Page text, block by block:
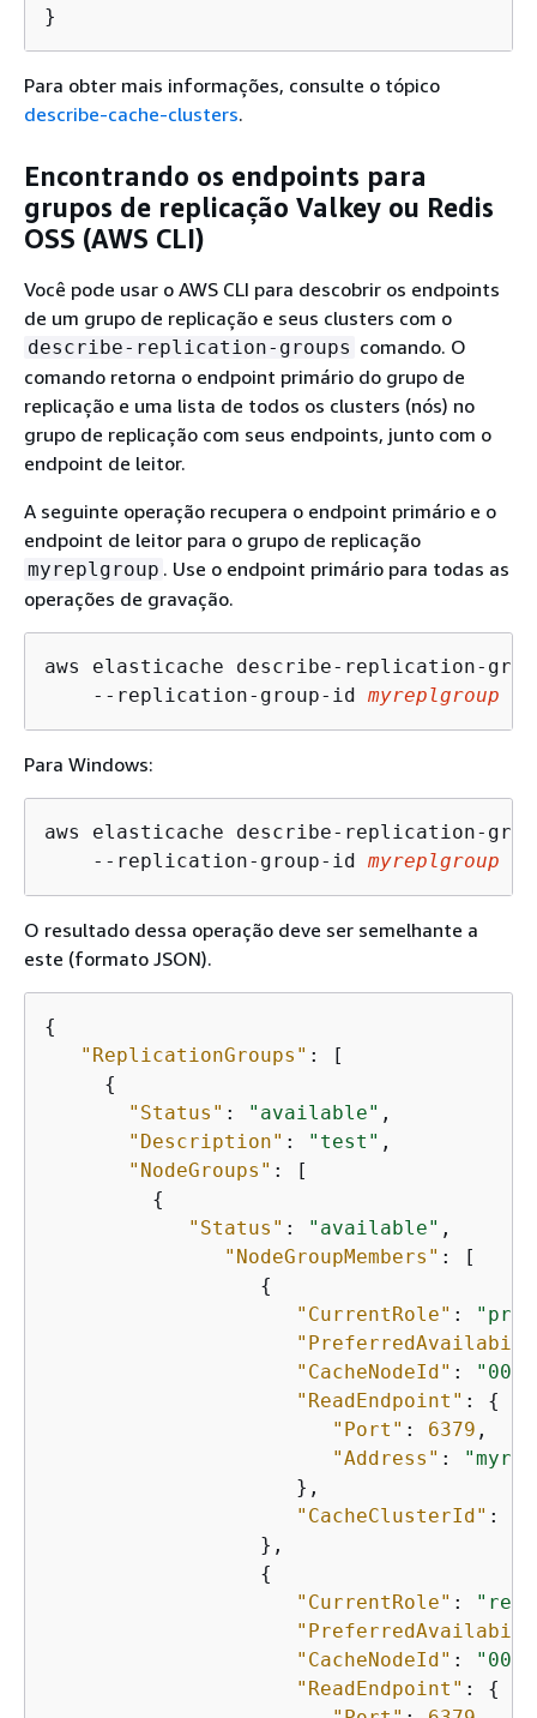
}
Para obter mais informações, consulte o tópico
describe-cache-clusters.
Encontrando os endpoints para
grupos de replicação Valkey ou Redis
OSS (AWS CLI)
Você pode usar o AWS CLI para descobrir os endpoints
de um grupo de replicação e seus clusters com o
describe-replication-groups comando. O
comando retorna o endpoint primário do grupo de
replicação e uma lista de todos os clusters (nós) no
grupo de replicação com seus endpoints, junto com o
endpoint de leitor.
A seguinte operação recupera o endpoint primário e o
endpoint de leitor para o grupo de replicação
myreplgroup . Use o endpoint primário para todas as
operações de gravação.
aws elasticache describe-replication-
    --replication-group-id
myreplgroup
Para Windows:
aws elasticache describe-replication-
    --replication-group-id
myreplgroup
O resultado dessa operação deve ser semelhante a
este (formato JSON).
{
"ReplicationGroups" : [
{
"Status" : "available" ,
"Description" : "test" ,
"NodeGroups" : [
{
"Status" : "available" ,
"NodeGroupMembers" : [
{
"CurrentRole" :
"CacheNodeId" :
"ReadEndpoint" : {
"Port" : 6379 ,
"Address" :
                     },
"CacheClusterId" :
                  },
{
"CurrentRole" :
"CacheNodeId" :
"ReadEndpoint" : {